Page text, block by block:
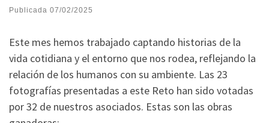
Publicada 07/02/2025
Este mes hemos trabajado captando historias de la
vida cotidiana y el entorno que nos rodea, reflejando la
relación de los humanos con su ambiente. Las 23
fotografías presentadas a este Reto han sido votadas
por 32 de nuestros asociados. Estas son las obras